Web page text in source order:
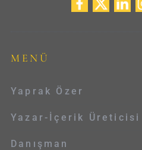
MENÜ
Yaprak Özer
Yazar-İçerik Üreticisi
Danışman